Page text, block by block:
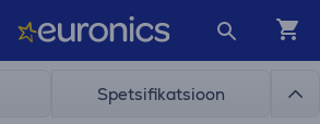
Spetsifikatsioon